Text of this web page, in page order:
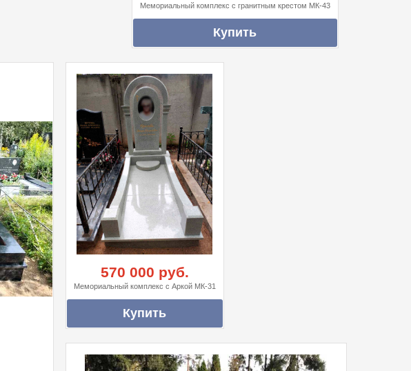
Мемориальный комплекс с гранитным крестом МК-43
570 000 руб.
Мемориальный комплекс с Аркой МК-31